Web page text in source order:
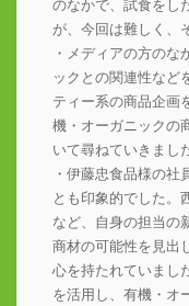
が、今回は難しく、
・メディアの方の
ックとの関連性など
ティー系の商品企画
機・オーガニックの
いて尋ねていきまし
・伊藤忠食品様の
とも印象的でした。
など、自身の担当の
商材の可能性を見出
心を持たれていまし
を活用し、有機・オ